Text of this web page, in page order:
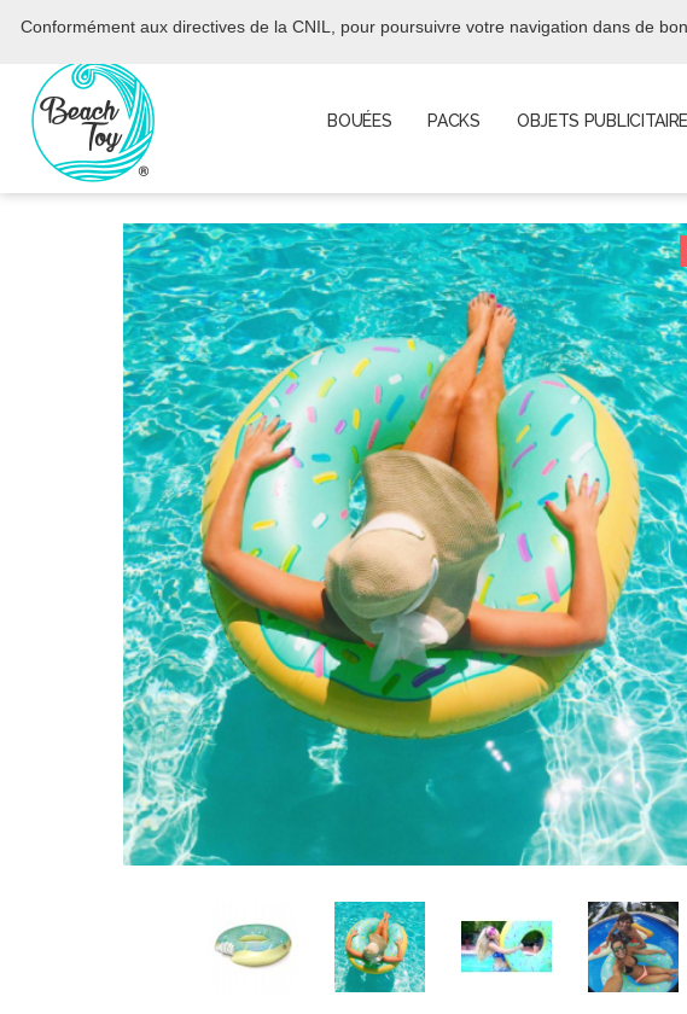
Conformément aux directives de la CNIL, pour poursuivre votre navigation dans de
BIENTÔT L’ÉTÉ....
BOUÉES PACKS OBJETS